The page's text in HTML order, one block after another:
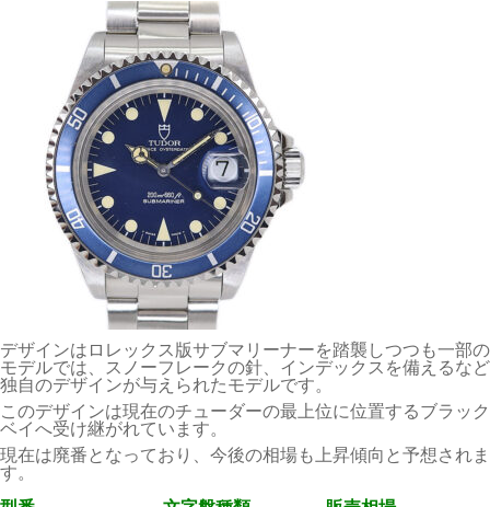
デザインはロレックス版サブマリーナーを踏襲しつつも一部の
モデルでは、スノーフレークの針、インデックスを備えるなど
独自のデザインが与えられたモデルです。
このデザインは現在のチューダーの最上位に位置するブラック
ベイへ受け継がれています。
現在は廃番となっており、今後の相場も上昇傾向と予想されま
す。